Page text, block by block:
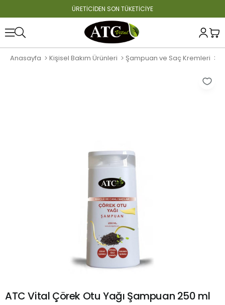
ÜRETİCİDEN SON TÜKETİCİYE
Anasayfa Kişisel Bakım Ürünleri Şampuan ve Saç Kremleri
ATC Vital Çörek Otu Yağı Şampuan 250 ml